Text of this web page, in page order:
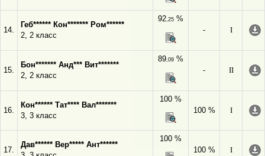
14.
Геб****** Кон******* Ром******
2, 2 класс
92,25 %
-
I
15.
Бон******* Анд*** Вит*******
2, 2 класс
89,09 %
-
II
16.
Кон****** Тат**** Вал*******
3, 3 класс
100 %
100 %
I
17.
Дав****** Вер***** Ант******
100 %
100 %
I